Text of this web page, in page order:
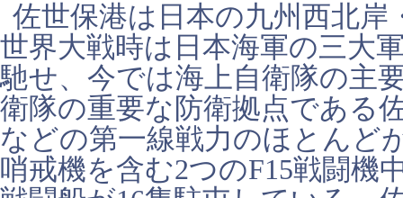
佐世保港は日本の九州西北岸
世界大戦時は日本海軍の三大
馳せ、今では海上自衛隊の主
衛隊の重要な防衛拠点である
などの第一線戦力のほとんど
哨戒機を含む2つのF15戦闘機